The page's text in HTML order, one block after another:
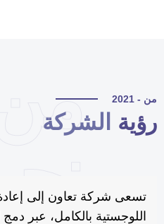
من
- 2021
الشركة
تسعى شركة تعاون إلى
اللوجستية بالكامل، عبر دمج